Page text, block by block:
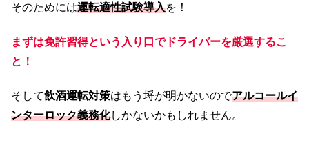
そのためには運転適性試験導入を！
まずは免許習得という 入り口でドライバーを厳選するこ
と！
そして飲酒運転対策はもう埒が明かないのでアルコールイ
ンターロック義務化しかないかもしれません。